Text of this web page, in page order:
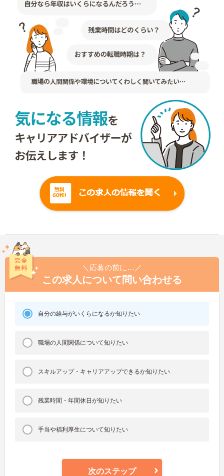
＼応募の前に…／
この求人について問い合わせる
自分の給与がいくらになるか知りたい
職場の人間関係について知りたい
スキルアップ・キャリアアップできるか知りたい
残業時間・年間休日が知りたい
手当や福利厚生について知りたい
次のステップ